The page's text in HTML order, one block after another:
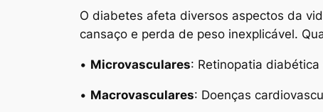
O diabetes afeta diversos aspectos da
cansaço e perda de peso inexplicável.
• Microvasculares: Retinopatia
• Macrovasculares: Doenças